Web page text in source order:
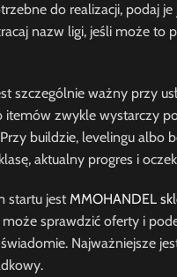
do realizacji, podaj
nazw ligi, jeśli może to
szczególnie ważny przy
itemów zwykle wystarczy
buildzie, levelingu albo
aktualny progres i
startu jest MMOHANDEL
może sprawdzić oferty i
Najważniejsze